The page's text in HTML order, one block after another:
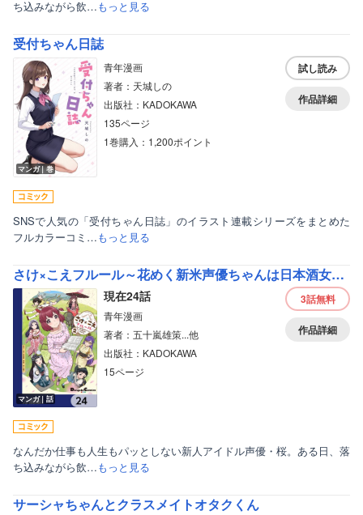
ち込みながら飲…もっと見る
受付ちゃん日誌
マンガ｜巻
青年漫画
著者：天城しの
出版社：KADOKAWA
135ページ
1巻購入：1,200ポイント
試し読み
作品詳細
SNSで人気の「受付ちゃん日誌」のイラスト連載シリーズをまとめた
フルカラーコミ…もっと見る
さけ×こえフルール～花めく新米声優ちゃんは日本酒女神と夢を見る～【分冊版】
マンガ｜話
現在24話
青年漫画
著者：五十嵐雄策...他
出版社：KADOKAWA
15ページ
3話無料
作品詳細
なんだか仕事も人生もパッとしない新人アイドル声優・桜。ある日、落
ち込みながら飲…もっと見る
サーシャちゃんとクラスメイトオタクくん